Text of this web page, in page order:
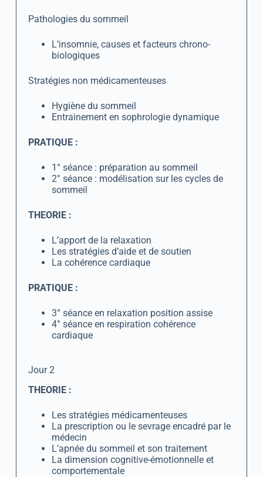
Pathologies du sommeil
L’insomnie, causes et facteurs chrono-
biologiques
Stratégies non médicamenteuses
Hygiène du sommeil
Entrainement en sophrologie dynamique
PRATIQUE :
1° séance : préparation au sommeil
2° séance : modélisation sur les cycles de
sommeil
THEORIE :
L’apport de la relaxation
Les stratégies d’aide et de soutien
La cohérence cardiaque
PRATIQUE :
3° séance en relaxation position assise
4° séance en respiration cohérence
cardiaque
Jour 2
THEORIE :
Les stratégies médicamenteuses
La prescription ou le sevrage encadré par le
médecin
L’apnée du sommeil et son traitement
La dimension cognitive-émotionnelle et
comportementale